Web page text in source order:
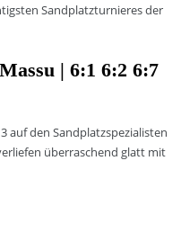
Sandplatzturnieres der
| 6:1 6:2 6:7
auf den Sandplatzspezialisten
überraschend glatt mit